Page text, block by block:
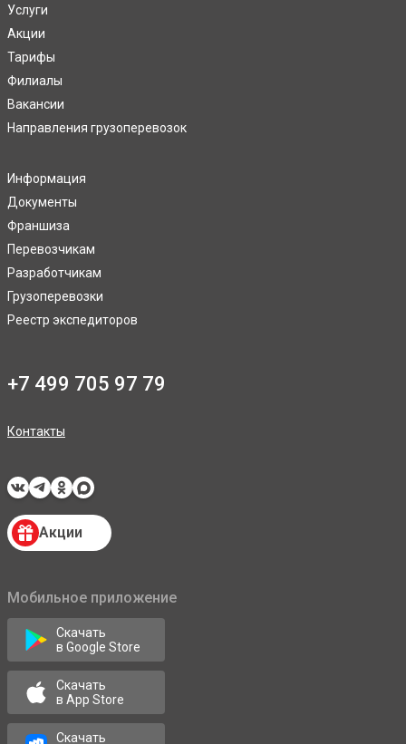
Услуги
Акции
Тарифы
Филиалы
Вакансии
Направления грузоперевозок
Информация
Документы
Франшиза
Перевозчикам
Разработчикам
Грузоперевозки
Реестр экспедиторов
+7 499 705 97 79
Контакты
Акции
Мобильное приложение
Скачать
в Google Store
Скачать
в App Store
Скачать